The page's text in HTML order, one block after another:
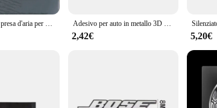
the rigors of daily professional use. The high-
scratch removal, leaving your vehicle looking as good as
to adapt to various repair scenarios. Whether you're
for use in tight spaces. The set is also available for
6 pezzi/set fiore presa d'aria per auto clip piccola margherita clip per aria condizionata decorazione interna auto regalo per ragazza Adesivo per auto in metallo 3D Germania Francia Italia Bandiera Emblema Badge Decalcomanie per Toyota RAV4 Prius Camry Crown Corolla Auto Car Styling
2,42€ 5,20€